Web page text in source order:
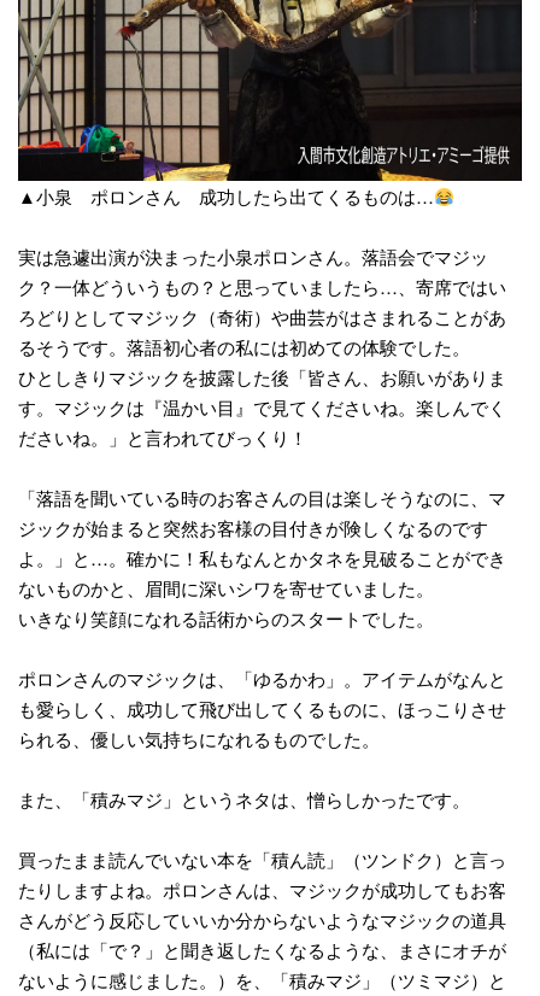
▲小泉 ポロンさん 成功したら出てくるものは…
実は急遽出演が決まった小泉ポロンさん。落語会でマジッ
ク？一体どういうもの？と思っていましたら…、寄席ではい
ろどりとしてマジック（奇術）や曲芸がはさまれることがあ
るそうです。落語初心者の私には初めての体験でした。
ひとしきりマジックを披露した後「皆さん、お願いがありま
す。マジックは『温かい目』で見てくださいね。楽しんでく
ださいね。」と言われてびっくり！
「落語を聞いている時のお客さんの目は楽しそうなのに、マ
ジックが始まると突然お客様の目付きが険しくなるのです
よ。」と…。確かに！私もなんとかタネを見破ることができ
ないものかと、眉間に深いシワを寄せていました。
いきなり笑顔になれる話術からのスタートでした。
ポロンさんのマジックは、「ゆるかわ」。アイテムがなんと
も愛らしく、成功して飛び出してくるものに、ほっこりさせ
られる、優しい気持ちになれるものでした。
また、「積みマジ」というネタは、憎らしかったです。
買ったまま読んでいない本を「積ん読」（ツンドク）と言っ
たりしますよね。ポロンさんは、マジックが成功してもお客
さんがどう反応していいか分からないようなマジックの道具
（私には「で？」と聞き返したくなるような、まさにオチが
ないように感じました。）を、「積みマジ」（ツミマジ）と